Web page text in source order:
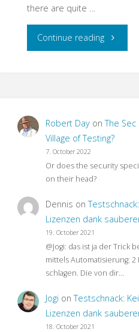
there are quite …
Continue reading"Why
Sad"
Robert DayonThe Sec
Village of Testing?
7. October 2022
Or does the security
on their head?
Dennis on
Lizenzen dank
19. October 2021
@Jogi: das ist ja der Trick
mittels Automatisierung:
schlagen. Die von dir…
Jogi onTestschnack:
Lizenzen dank
18. October 2021